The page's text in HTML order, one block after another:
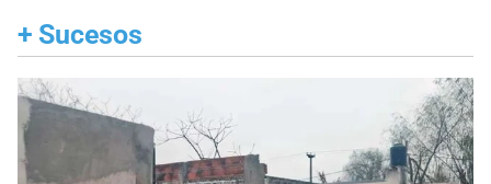
+ Sucesos